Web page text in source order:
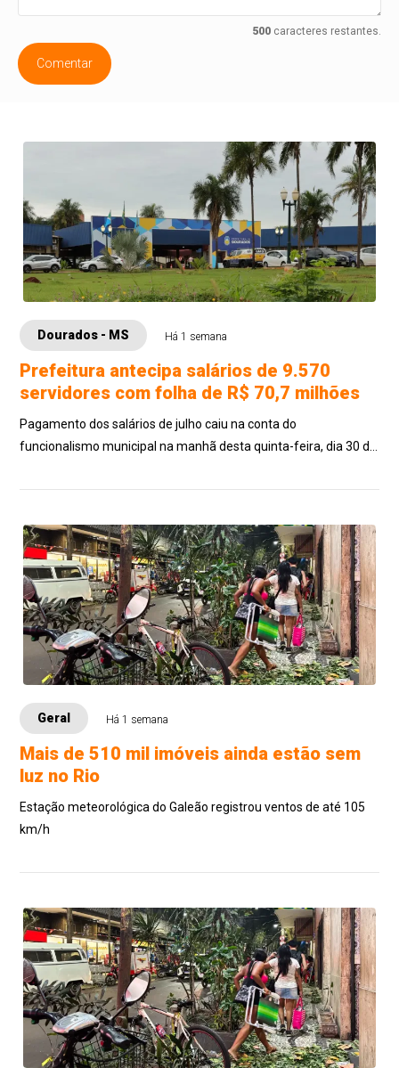
500caracteres restantes.
Comentar
Dourados - MS Há 1 semana
Prefeitura antecipa salários de 9.570
servidores com folha de R$ 70,7 milhões
Pagamento dos salários de julho caiu na conta do
funcionalismo municipal na manhã desta quinta-feira, dia 30 de
Geral Há 1 semana
Mais de 510 mil imóveis ainda estão sem
luz no Rio
Estação meteorológica do Galeão registrou ventos de até 105
km/h